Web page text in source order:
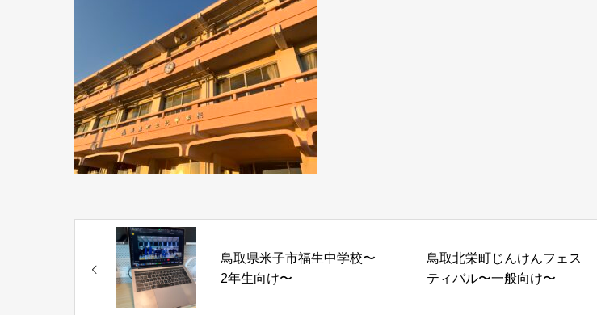
鳥取県米子市福生中学校〜
2年生向け〜
鳥取北栄町じんけんフェス
ティバル〜一般向け〜